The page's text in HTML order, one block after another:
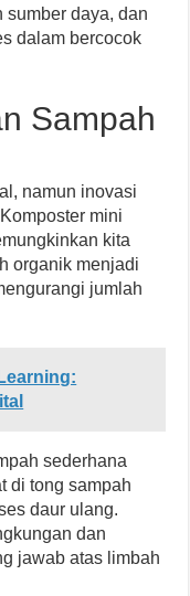
daya, dan
dalam bercocok
Sampah
namun inovasi
mini
kita
organik menjadi
jumlah
sederhana
di tong sampah
daur ulang.
dan
jawab atas limbah